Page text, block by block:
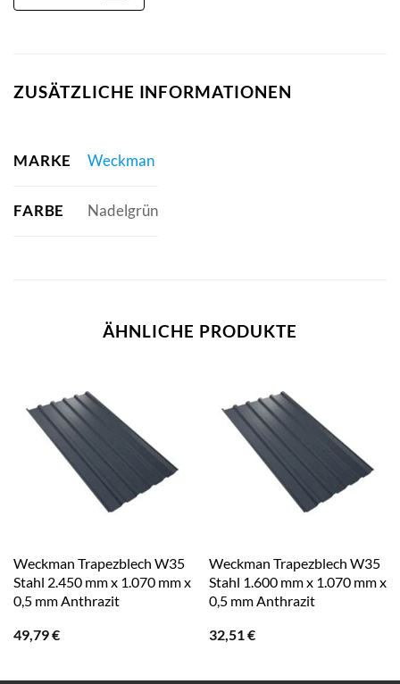
ZUSÄTZLICHE INFORMATIONEN
MARKE Weckman
FARBE Nadelgrün
ÄHNLICHE PRODUKTE
Weckman Trapezblech W35
Stahl 2.450 mm x 1.070 mm x
0,5 mm Anthrazit
49,79€
Weckman Trapezblech W35
Stahl 1.600 mm x 1.070 mm x
0,5 mm Anthrazit
32,51€